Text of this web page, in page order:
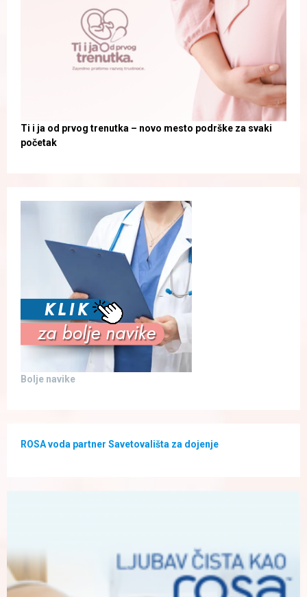
Ti i ja od prvog trenutka – novo mesto podrške za svaki
početak
Bolje navike
ROSA voda partner Savetovališta za dojenje